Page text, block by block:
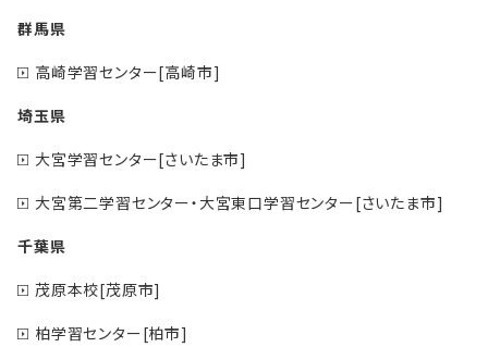
群馬県
高崎学習センター[高崎市]
埼玉県
大宮学習センター[さいたま市]
大宮第二学習センター・大宮東口学習センター[さいたま市]
千葉県
茂原本校[茂原市]
柏学習センター[柏市]